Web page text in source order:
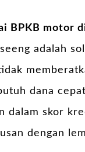
BPKB motor
adalah
dana
dalam skor
dengan